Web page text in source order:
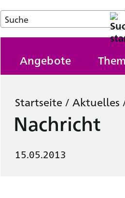
Angebote
Startseite / Aktuelles
Nachricht
15.05.2013